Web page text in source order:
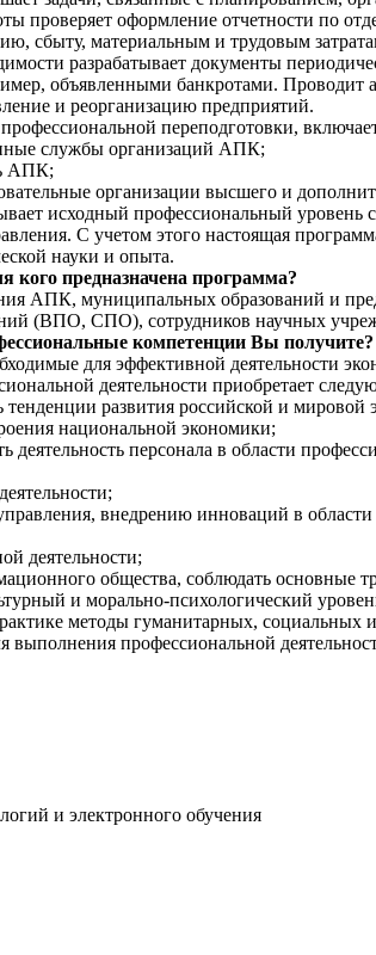
проверяет оформление отчетности по
сбыту, материальным и трудовым
разрабатывает документы
объявленными банкротами. Проводит
и реорганизацию предприятий.
переподготовки,
службы организаций АПК;
АПК;
организации высшего и
исходный профессиональный уровень
С учетом этого настоящая
науки и опыта.
кого предназначена программа?
АПК, муниципальных образований и
(ВПО, СПО), сотрудников научных
компетенции Вы получите?
для эффективной деятельности
деятельности приобретает
развития российской и мировой
национальной экономики;
персонала в области
внедрению инноваций в
деятельности;
общества, соблюдать основные
и морально-психологический
методы гуманитарных, социальных
профессиональной
и электронного обучения